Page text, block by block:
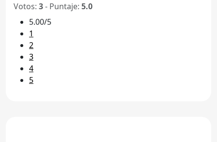
Votos: 3- Puntaje: 5.0
5.00/5
1
2
3
4
5